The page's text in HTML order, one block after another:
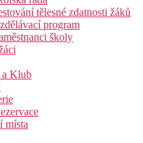
tělesné zdatnosti žáků
program
školy
a Klub
místa